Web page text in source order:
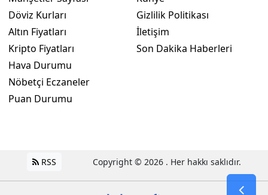
Döviz Kurları
Altın Fiyatları
Kripto Fiyatları
Hava Durumu
Nöbetçi Eczaneler
Puan Durumu
Gizlilik Politikası
İletişim
Son Dakika Haberleri
RSS Copyright © 2026 . Her hakkı saklıdır.